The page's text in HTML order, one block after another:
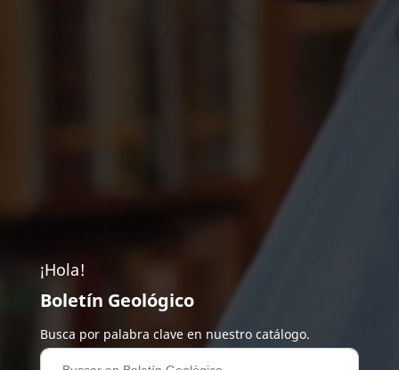
¡Hola!
Boletín Geológico
Busca por palabra clave en nuestro catálogo.